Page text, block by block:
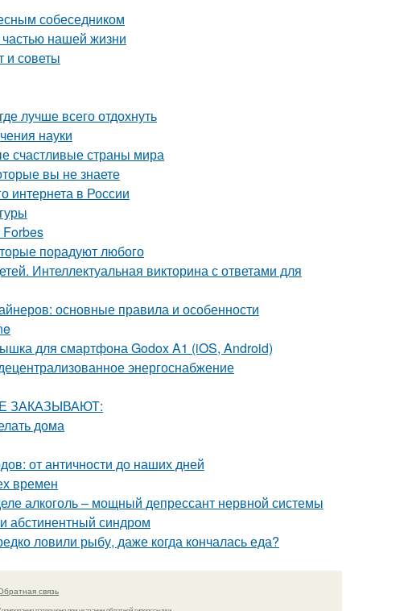
собеседником
нашей жизни
и советы
лучше всего отдохнуть
науки
счастливые страны мира
вы не знаете
интернета в России
порадуют любого
Интеллектуальная викторина с ответами для
основные правила и особенности
для смартфона Godox A1 (iOS, Android)
энергоснабжение
ЗАКАЗЫВАЮТ:
дома
от античности до наших дней
времен
алкоголь – мощный депрессант нервной системы
абстинентный синдром
ловили рыбу, даже когда кончалась еда?
связь